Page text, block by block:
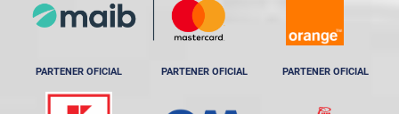
PARTENER OFICIAL PARTENER OFICIAL PARTENER OFICIAL